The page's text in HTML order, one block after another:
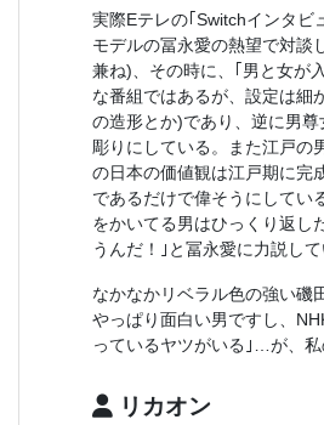
実際Eテレの｢Switchインタビ
モデルの冨永愛の熱望で対談
兼ね)、その時に、｢男と女が
な番組ではあるが、設定は細
の造形とか)であり、逆に男尊
彫りにしている。また江戸
の日本の価値観は江戸期に完
であるだけで偉そうにしてい
をかいてる男はひっくり返し
うんだ！｣と冨永愛に力説して
なかなかリベラル色の強い磯
やっぱり面白い男ですし、
っているヤツがいる｣…が、私
リカオン